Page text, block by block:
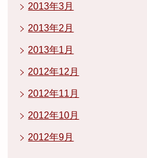
2013年3月
2013年2月
2013年1月
2012年12月
2012年11月
2012年10月
2012年9月